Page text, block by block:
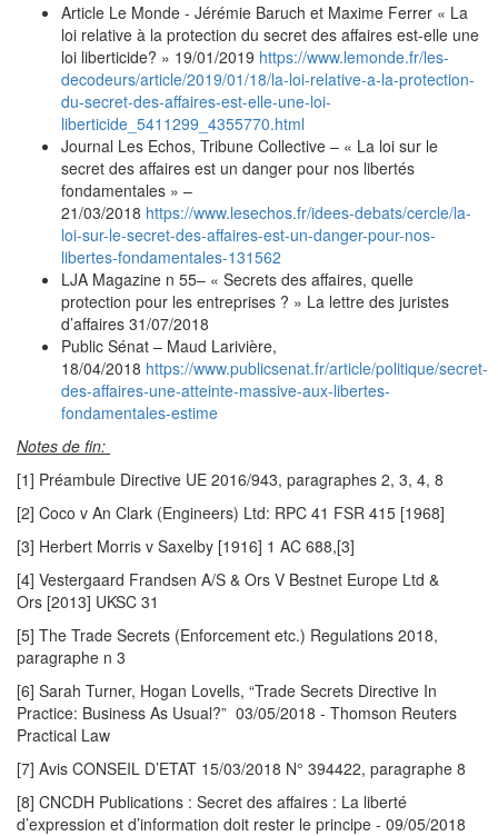
Article Le Monde - Jérémie Baruch et Maxime Ferrer « La
loi relative à la protection du secret des affaires est-elle une
loi liberticide? » 19/01/2019 https://www.lemonde.fr/les-
decodeurs/article/2019/01/18/la-loi-relative-a-la-protection-
du-secret-des-affaires-est-elle-une-loi-
liberticide_5411299_4355770.html
Journal Les Echos, Tribune Collective – « La loi sur le
secret des affaires est un danger pour nos libertés
fondamentales » –
21/03/2018 https://www.lesechos.fr/idees-debats/cercle/la-
loi-sur-le-secret-des-affaires-est-un-danger-pour-nos-
libertes-fondamentales-131562
LJA Magazine n 55– « Secrets des affaires, quelle
protection pour les entreprises ? » La lettre des juristes
d’affaires 31/07/2018
Public Sénat – Maud Larivière,
18/04/2018 https://www.publicsenat.fr/article/politique/secret-
des-affaires-une-atteinte-massive-aux-libertes-
fondamentales-estime
Notes de fin:
[1] Préambule Directive UE 2016/943, paragraphes 2, 3, 4, 8
[2] Coco v An Clark (Engineers) Ltd: RPC 41 FSR 415 [1968]
[3] Herbert Morris v Saxelby [1916] 1 AC 688,[3]
[4] Vestergaard Frandsen A/S & Ors V Bestnet Europe Ltd &
Ors [2013] UKSC 31
[5] The Trade Secrets (Enforcement etc.) Regulations 2018,
paragraphe n 3
[6] Sarah Turner, Hogan Lovells, “Trade Secrets Directive In
Practice: Business As Usual?” 03/05/2018 - Thomson Reuters
Practical Law
[7] Avis CONSEIL D’ETAT 15/03/2018 N° 394422, paragraphe 8
[8] CNCDH Publications : Secret des affaires : La liberté
d’expression et d’information doit rester le principe - 09/05/2018